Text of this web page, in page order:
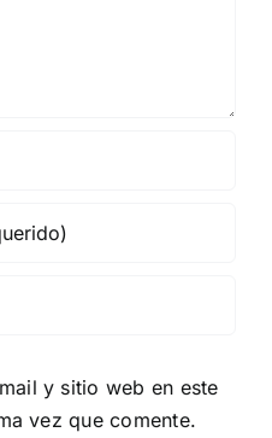
y sitio web en este
vez que comente.